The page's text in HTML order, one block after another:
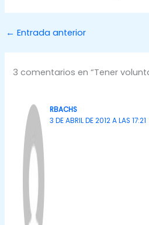
← Entrada anterior
3 comentarios en “Tener
RBACHS
3 DE ABRIL DE 2012 A LAS 17:21